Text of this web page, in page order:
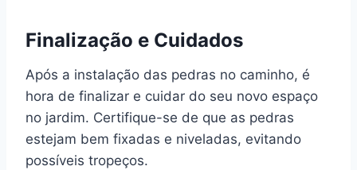
Finalização e Cuidados
Após a instalação das pedras no caminho, é
hora de finalizar e cuidar do seu novo espaço
no jardim. Certifique-se de que as pedras
estejam bem fixadas e niveladas, evitando
possíveis tropeços.